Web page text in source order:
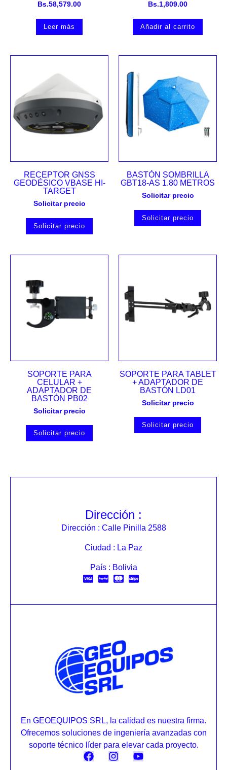
Bs.58,579.00
Leer más
Bs.1,809.00
Añadir al carrito
RECEPTOR GNSS
GEODÉSICO VBASE HI-
TARGET
Solicitar precio
Solicitar precio
BASTÓN SOMBRILLA
GBT18-AS 1.80 METROS
Solicitar precio
Solicitar precio
SOPORTE PARA
CELULAR +
ADAPTADOR DE
BASTÓN PB02
Solicitar precio
Solicitar precio
SOPORTE PARA TABLET
+ ADAPTADOR DE
BASTÓN LD01
Solicitar precio
Solicitar precio
Dirección :
Dirección : Calle Pinilla 2588
Ciudad : La Paz
País : Bolivia
En GEOEQUIPOS SRL, la calidad es nuestra firma.
Ofrecemos soluciones de ingeniería avanzadas con
soporte técnico líder para elevar cada proyecto.